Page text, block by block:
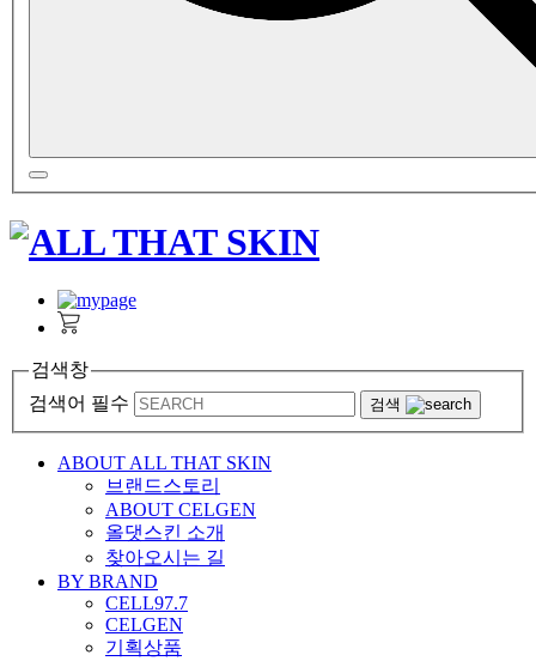
검색창
검색어 필수
검색
ABOUT ALL THAT SKIN
브랜드스토리
ABOUT CELGEN
올댓스킨 소개
찾아오시는 길
BY BRAND
CELL97.7
CELGEN
기획상품